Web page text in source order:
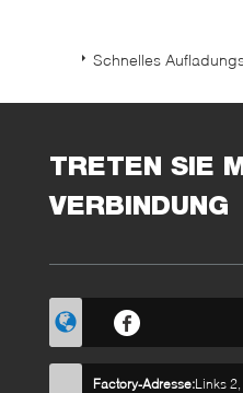
Schnelles
TRETEN SIE
VERBINDUNG
Factory-Adresse:Links